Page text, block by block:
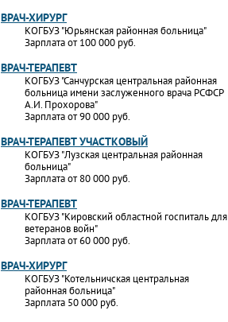
ВРАЧ-ХИРУРГ
КОГБУЗ "Юрьянская районная больница"
Зарплата от 100 000 руб.
ВРАЧ-ТЕРАПЕВТ
КОГБУЗ "Санчурская центральная районная
больница имени заслуженного врача РСФСР
А.И. Прохорова"
Зарплата от 90 000 руб.
ВРАЧ-ТЕРАПЕВТ УЧАСТКОВЫЙ
КОГБУЗ "Лузская центральная районная
больница"
Зарплата от 80 000 руб.
ВРАЧ-ТЕРАПЕВТ
КОГБУЗ "Кировский областной госпиталь для
ветеранов войн"
Зарплата от 60 000 руб.
ВРАЧ-ХИРУРГ
КОГБУЗ "Котельничская центральная
районная больница"
Зарплата 50 000 руб.